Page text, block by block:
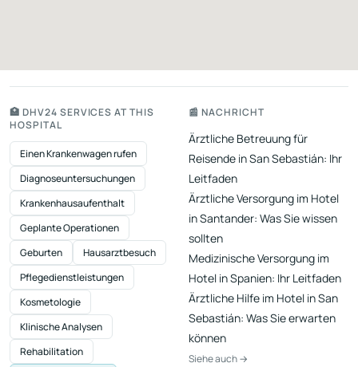
🏥 DHV24 SERVICES AT THIS
HOSPITAL
Einen Krankenwagen rufen
Diagnoseuntersuchungen
Krankenhausaufenthalt
Geplante Operationen
Geburten
Hausarztbesuch
Pflegedienstleistungen
Kosmetologie
Klinische Analysen
Rehabilitation
📰 NACHRICHT
Ärztliche Betreuung für
Reisende in San Sebastián: Ihr
Leitfaden
Ärztliche Versorgung im Hotel
in Santander: Was Sie wissen
sollten
Medizinische Versorgung im
Hotel in Spanien: Ihr Leitfaden
Ärztliche Hilfe im Hotel in San
Sebastián: Was Sie erwarten
können
Siehe auch →